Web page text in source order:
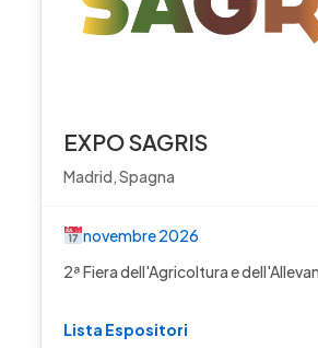
EXPO SAGRIS
Madrid, Spagna
novembre 2026
2ª Fiera dell'Agricoltura e
Lista Espositori